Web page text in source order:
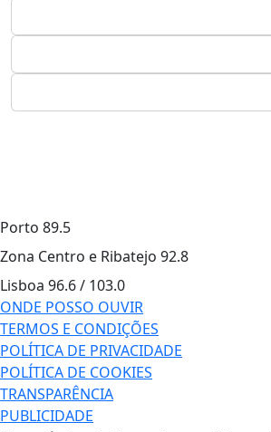
Porto 89.5
Zona Centro e Ribatejo 92.8
Lisboa 96.6 / 103.0
ONDE POSSO OUVIR
TERMOS E CONDIÇÕES
POLÍTICA DE PRIVACIDADE
POLÍTICA DE COOKIES
TRANSPARÊNCIA
PUBLICIDADE